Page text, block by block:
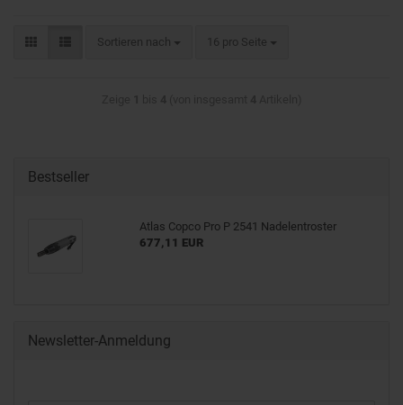
Sortieren nach 16 pro Seite
Bestseller
Atlas Copco Pro P 2541 Nadelentroster
677,11 EUR
Newsletter-Anmeldung